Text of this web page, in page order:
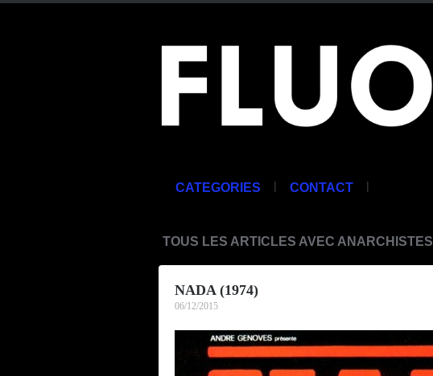
CATEGORIES | CONTACT |
TOUS LES ARTICLES AVEC ANARCHISTES
NADA (1974)
06/12/2015